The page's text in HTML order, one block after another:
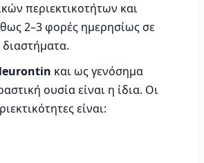
περιεκτικοτήτων και
2–3 φορές ημερησίως σε
και ως γενόσημα
ουσία είναι η ίδια. Οι
είναι: